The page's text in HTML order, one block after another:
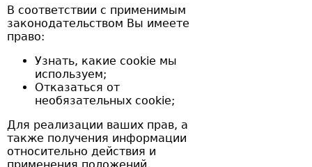
В соответствии с применимым
законодательством Вы имеете
право:
Узнать, какие cookie мы
используем;
Отказаться от
необязательных cookie;
Для реализации ваших прав, а
также получения информации
относительно действия и